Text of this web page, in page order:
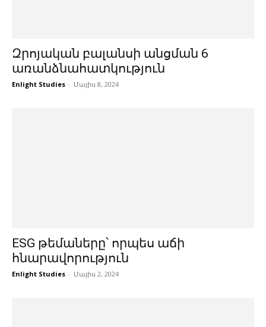
Զրոյական բալանսի անցման 6
առանձնահատկություն
Enlight Studies - Մայիս 8, 2024
ESG թեմաները՝ որպես աճի
հնարավորություն
Enlight Studies - Մայիս 2, 2024